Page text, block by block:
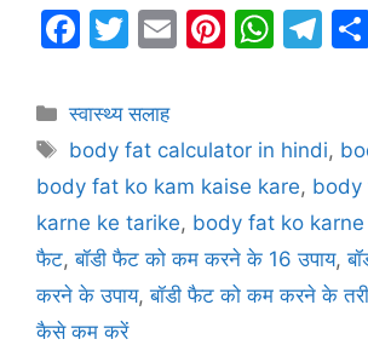
F
c
e
b
o
o
k
T
itt
er
E
l
Pi
e
st
W
s
A
p
p
T
gr
a
m
Categories
स्वास्थ्य सलाह
Tags
body fat calculator in hindi,
body fat ko kam kaise kare, body
karne ke tarike, body fat ko
फैट,बॉडी फैट को कम करने के 16 उपाय,
करने के उपाय,बॉडी फैट को कम करने के
कैसे कम करें